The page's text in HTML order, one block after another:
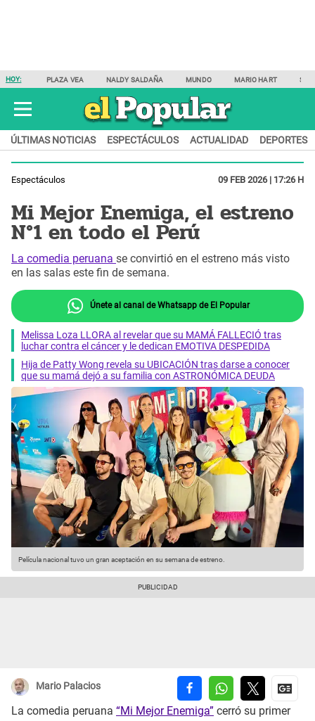
HOY: PLAZA VEA NALDY SALDAÑA MUNDO MARIO HART
ÚLTIMAS NOTICIAS ESPECTÁCULOS ACTUALIDAD DEPORTES
Espectáculos 09 FEB 2026 | 17:26 H
Mi Mejor Enemiga, el estreno
N°1 en todo el Perú
La comedia peruana se convirtió en el estreno más visto
en las salas este fin de semana.
Únete al canal de Whatsapp de El Popular
Melissa Loza LLORA al revelar que su MAMÁ FALLECIÓ tras
luchar contra el cáncer y le dedican EMOTIVA DESPEDIDA
Hija de Patty Wong revela su UBICACIÓN tras darse a conocer
que su mamá dejó a su familia con ASTRONÓMICA DEUDA
Película nacional tuvo un gran aceptación en su semana de estreno.
Mario Palacios
La comedia peruana “Mi Mejor Enemiga” cerró su primer